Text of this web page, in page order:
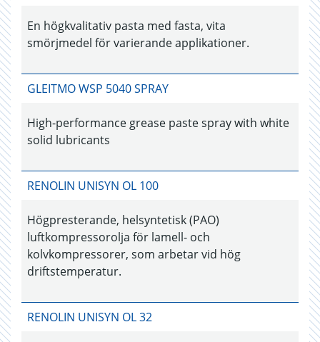
En högkvalitativ pasta med fasta, vita
smörjmedel för varierande applikationer.
GLEITMO WSP 5040 SPRAY
High-performance grease paste spray with white
solid lubricants
RENOLIN UNISYN OL 100
Högpresterande, helsyntetisk (PAO)
luftkompressorolja för lamell- och
kolvkompressorer, som arbetar vid hög
driftstemperatur.
RENOLIN UNISYN OL 32